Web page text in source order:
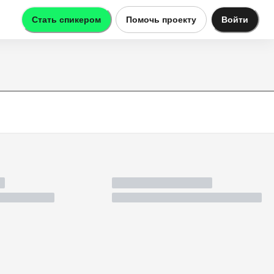
Стать спикером Помочь проекту Войти